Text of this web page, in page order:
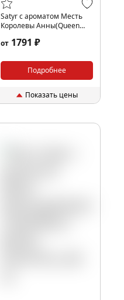
Satyr с ароматом Месть
Королевы Анны(Queen
от 1791 ₽
Подробнее
Показать цены